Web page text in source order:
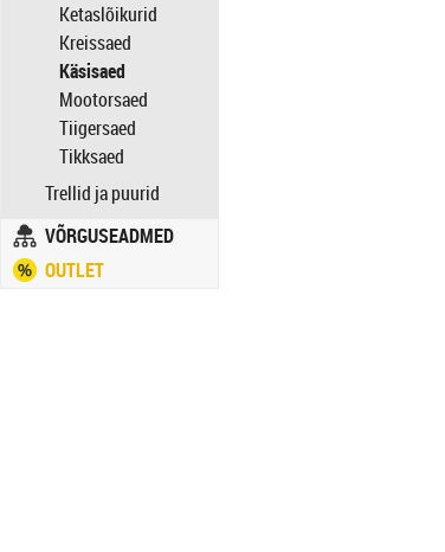
Ketaslõikurid
Kreissaed
Käsisaed
Mootorsaed
Tiigersaed
Tikksaed
Trellid ja puurid
VÕRGUSEADMED
OUTLET